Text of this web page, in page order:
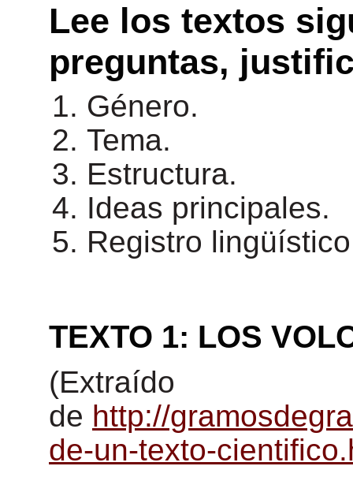
Lee los textos
preguntas,
Género.
Tema.
Estructura.
Ideas principales.
Registro
TEXTO 1: LOS
(Extraído
de http://
de-un-texto-